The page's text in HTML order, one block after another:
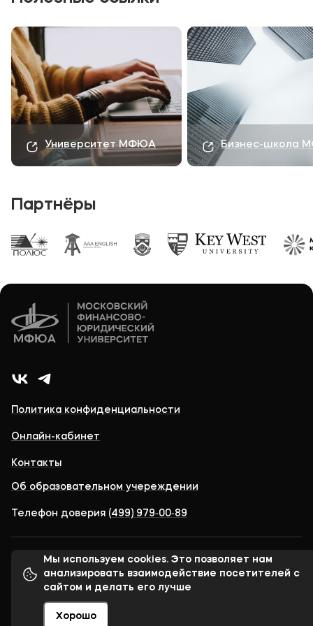
Университет МФЮА Бизнес-школа
Партнёры
Политика конфиденциальности
Онлайн-кабинет
Контакты
Об образовательном учереждении
Телефон доверия (499) 979‑00‑89
© 1998-2026 Московский финансово-юридический
университет МФЮА
Сделано в
Мы используем cookies. Это позволяет нам
анализировать взаимодействие посетителей с
сайтом и делать его лучше
Хорошо